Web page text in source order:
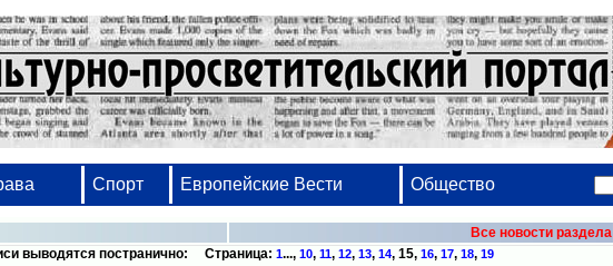
Спорт Европейские Вести Общество
Все новости раздела
выводятся постранично: Страница: 1..., 10, 11, 12, 13, 14, 15, 16, 17, 18, 19